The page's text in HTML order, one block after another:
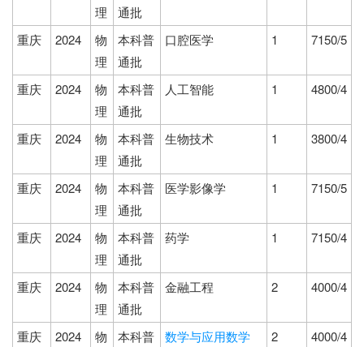
理
通批
重庆 2024
物
理
本科普
通批
口腔医学 1 7150/5
重庆 2024
物
理
本科普
通批
人工智能 1 4800/4
重庆 2024
物
理
本科普
通批
生物技术 1 3800/4
重庆 2024
物
理
本科普
通批
医学影像学 1 7150/5
重庆 2024
物
理
本科普
通批
药学 1 7150/4
重庆 2024
物
理
本科普
通批
金融工程 2 4000/4
重庆 2024
物
本科普
数学与应用数学
2 4000/4